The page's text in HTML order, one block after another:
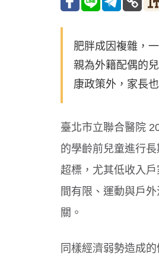
肥胖成因複雜，
親為外籍配偶的
康政策外，家長
臺北市立聯合醫院
的學齡前兒童進行
超標，尤其低收入
間有限、運動與戶
關。
同樣經濟弱勢造成